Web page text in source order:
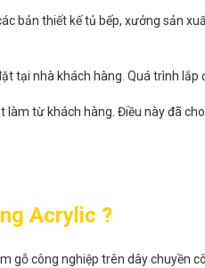
bản thiết kế tủ bếp, xưởng sản
tại nhà khách hàng. Quá trình lắp
làm từ khách hàng. Điều này đã
Acrylic ?
gỗ công nghiệp trên dây chuyền